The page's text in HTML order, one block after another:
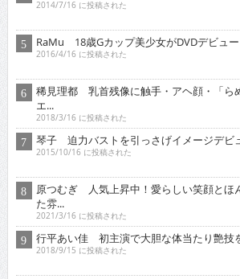
2014/7/16 に投稿された
RaMu 18歳Gカップ美少女がDVDデビュー
2016/4/16 に投稿された
稀見理都 乳首残像に触手・アヘ顔・「ら
エ...
2018/3/16 に投稿された
琴子 迫力バストを引っさげイメージデビ
2015/10/16 に投稿された
原つむぎ 人気上昇中！愛らしい笑顔とほ
た雰...
2021/3/16 に投稿された
行平あい佳 初主演で大胆な体当たり艶技
2018/9/15 に投稿された